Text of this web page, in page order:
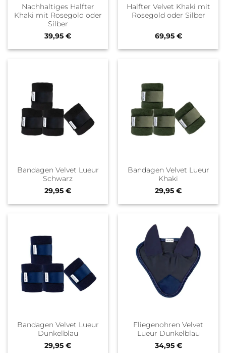
Nachhaltiges Halfter
Khaki mit Rosegold oder
Silber
39,95 €
Halfter Velvet Khaki mit
Rosegold oder Silber
69,95 €
Bandagen Velvet Lueur
Schwarz
29,95 €
Bandagen Velvet Lueur
Khaki
29,95 €
Bandagen Velvet Lueur
Dunkelblau
29,95 €
Fliegenohren Velvet
Lueur Dunkelblau
34,95 €